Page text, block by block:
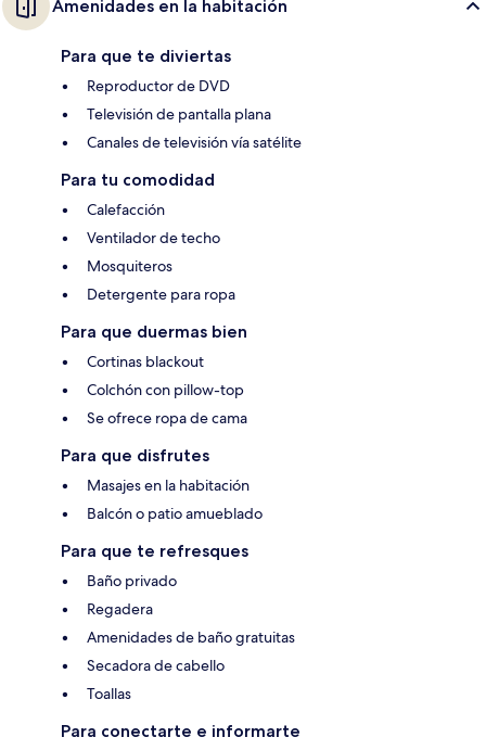
Amenidades en la habitación
Para que te diviertas
Reproductor de DVD
Televisión de pantalla plana
Canales de televisión vía satélite
Para tu comodidad
Calefacción
Ventilador de techo
Mosquiteros
Detergente para ropa
Para que duermas bien
Cortinas blackout
Colchón con pillow-top
Se ofrece ropa de cama
Para que disfrutes
Masajes en la habitación
Balcón o patio amueblado
Para que te refresques
Baño privado
Regadera
Amenidades de baño gratuitas
Secadora de cabello
Toallas
Para conectarte e informarte